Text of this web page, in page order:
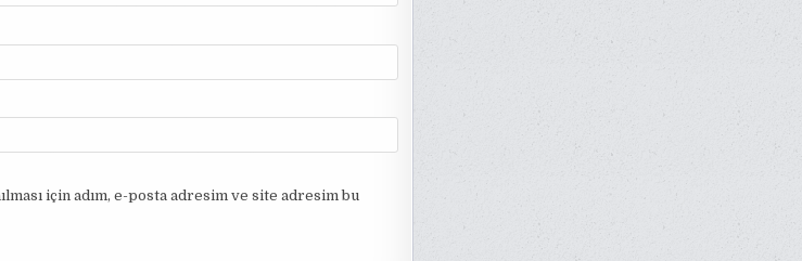
için adım, e-posta adresim ve site adresim bu